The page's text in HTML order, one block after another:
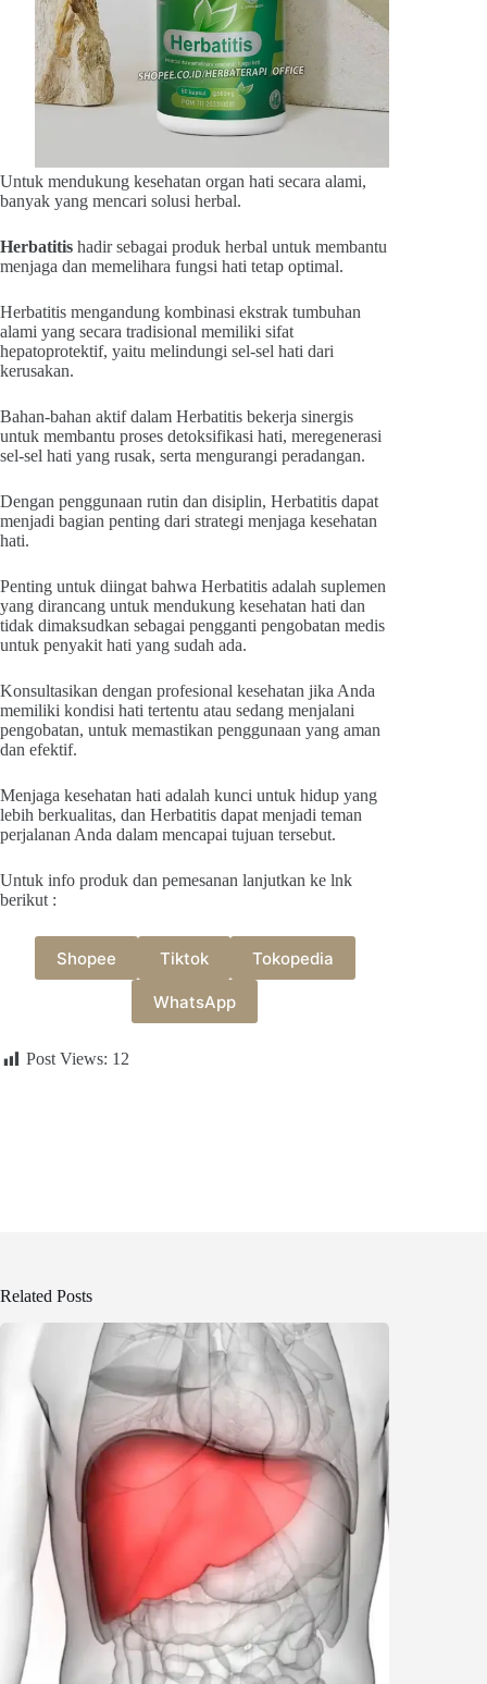
Untuk mendukung kesehatan organ hati secara alami,
banyak yang mencari solusi herbal.
Herbatitis hadir sebagai produk herbal untuk membantu
menjaga dan memelihara fungsi hati tetap optimal.
Herbatitis mengandung kombinasi ekstrak tumbuhan
alami yang secara tradisional memiliki sifat
hepatoprotektif, yaitu melindungi sel-sel hati dari
kerusakan.
Bahan-bahan aktif dalam Herbatitis bekerja sinergis
untuk membantu proses detoksifikasi hati, meregenerasi
sel-sel hati yang rusak, serta mengurangi peradangan.
Dengan penggunaan rutin dan disiplin, Herbatitis dapat
menjadi bagian penting dari strategi menjaga kesehatan
hati.
Penting untuk diingat bahwa Herbatitis adalah suplemen
yang dirancang untuk mendukung kesehatan hati dan
tidak dimaksudkan sebagai pengganti pengobatan medis
untuk penyakit hati yang sudah ada.
Konsultasikan dengan profesional kesehatan jika Anda
memiliki kondisi hati tertentu atau sedang menjalani
pengobatan, untuk memastikan penggunaan yang aman
dan efektif.
Menjaga kesehatan hati adalah kunci untuk hidup yang
lebih berkualitas, dan Herbatitis dapat menjadi teman
perjalanan Anda dalam mencapai tujuan tersebut.
Untuk info produk dan pemesanan lanjutkan ke lnk
berikut :
Shopee Tiktok Tokopedia
WhatsApp
Post Views: 12
Related Posts